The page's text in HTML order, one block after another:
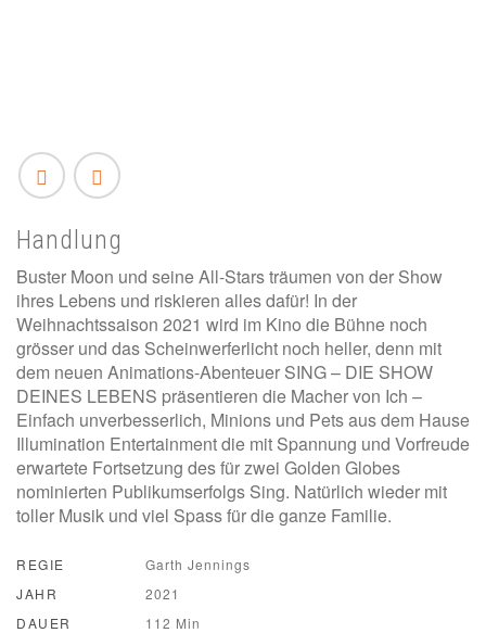
Handlung
Buster Moon und seine All-Stars träumen von der Show
ihres Lebens und riskieren alles dafür! In der
Weihnachtssaison 2021 wird im Kino die Bühne noch
grösser und das Scheinwerferlicht noch heller, denn mit
dem neuen Animations-Abenteuer SING – DIE SHOW
DEINES LEBENS präsentieren die Macher von Ich –
Einfach unverbesserlich, Minions und Pets aus dem Hause
Illumination Entertainment die mit Spannung und Vorfreude
erwartete Fortsetzung des für zwei Golden Globes
nominierten Publikumserfolgs Sing. Natürlich wieder mit
toller Musik und viel Spass für die ganze Familie.
REGIE
Garth Jennings
JAHR
2021
DAUER
112 Min